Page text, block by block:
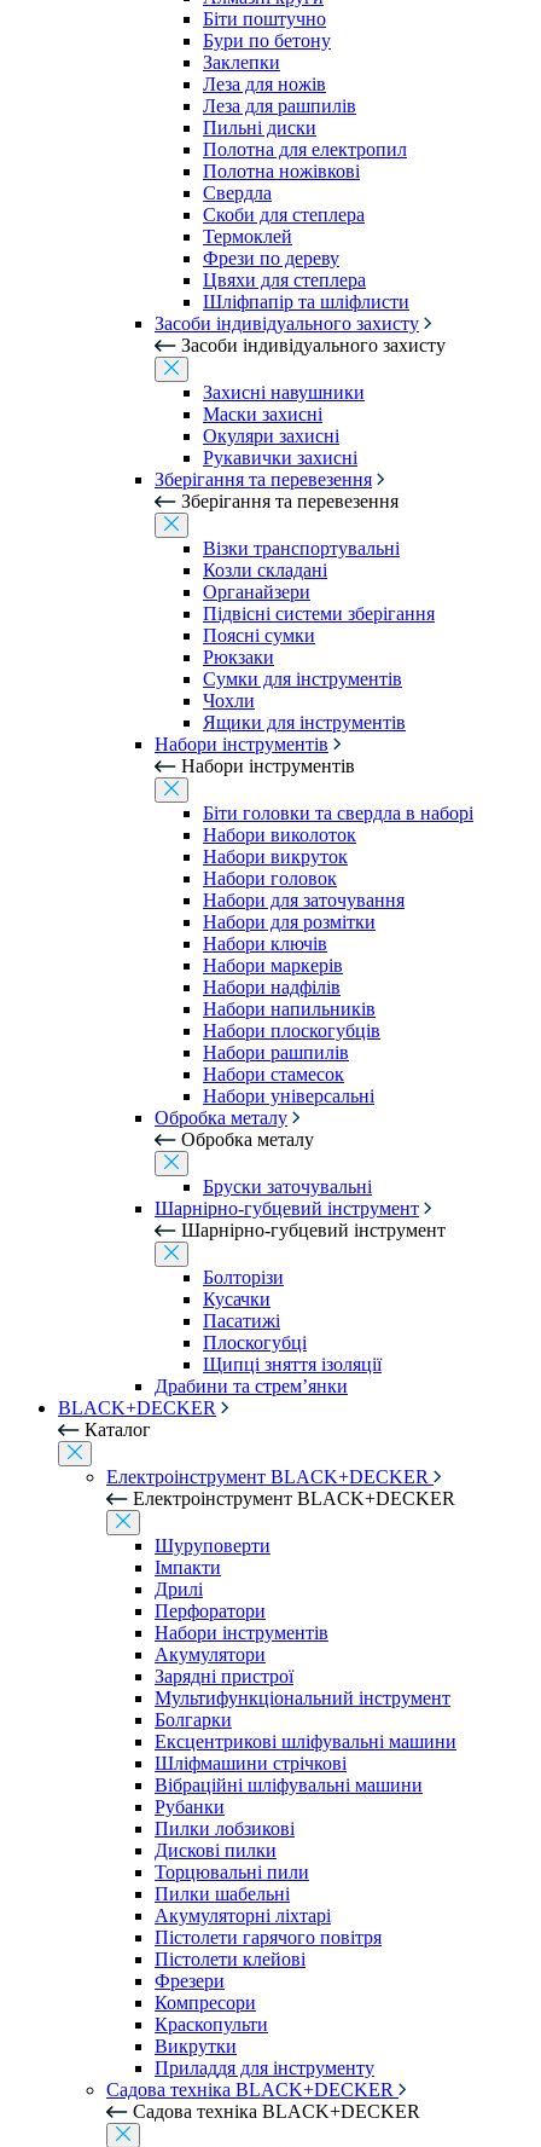
Біти поштучно
Бури по бетону
Заклепки
Леза для ножів
Леза для рашпилів
Пильні диски
Полотна для електропил
Полотна ножівкові
Свердла
Скоби для степлера
Термоклей
Фрези по дереву
Цвяхи для степлера
Шліфпапір та шліфлисти
Засоби індивідуального захисту
Засоби індивідуального захисту
Захисні навушники
Маски захисні
Окуляри захисні
Рукавички захисні
Зберігання та перевезення
Зберігання та перевезення
Візки транспортувальні
Козли складані
Органайзери
Підвісні системи зберігання
Поясні сумки
Рюкзаки
Сумки для інструментів
Чохли
Ящики для інструментів
Набори інструментів
Набори інструментів
Біти головки та свердла в наборі
Набори виколоток
Набори викруток
Набори головок
Набори для заточування
Набори для розмітки
Набори ключів
Набори маркерів
Набори надфілів
Набори напильників
Набори плоскогубців
Набори рашпилів
Набори стамесок
Набори універсальні
Обробка металу
Обробка металу
Бруски заточувальні
Шарнірно-губцевий інструмент
Шарнірно-губцевий інструмент
Болторізи
Кусачки
Пасатижі
Плоскогубці
Щипці зняття ізоляції
Драбини та стрем’янки
BLACK+DECKER
Каталог
Електроінструмент BLACK+DECKER
Електроінструмент BLACK+DECKER
Шуруповерти
Імпакти
Дрилі
Перфоратори
Набори інструментів
Акумулятори
Зарядні пристрої
Мультифункціональний інструмент
Болгарки
Ексцентрикові шліфувальні машини
Шліфмашини стрічкові
Вібраційні шліфувальні машини
Рубанки
Пилки лобзикові
Дискові пилки
Торцювальні пили
Пилки шабельні
Акумуляторні ліхтарі
Пістолети гарячого повітря
Пістолети клейові
Фрезери
Компресори
Краскопульти
Викрутки
Приладдя для інструменту
Садова техніка BLACK+DECKER
Садова техніка BLACK+DECKER